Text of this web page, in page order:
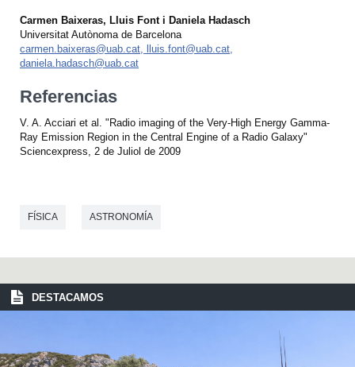
Carmen Baixeras, Lluis Font i Daniela Hadasch
Universitat Autònoma de Barcelona
carmen.baixeras@uab.cat, lluis.font@uab.cat,
daniela.hadasch@uab.cat
Referencias
V. A. Acciari et al. "Radio imaging of the Very-High Energy Gamma-
Ray Emission Region in the Central Engine of a Radio Galaxy"
Sciencexpress, 2 de Juliol de 2009
FÍSICA ASTRONOMÍA
DESTACAMOS